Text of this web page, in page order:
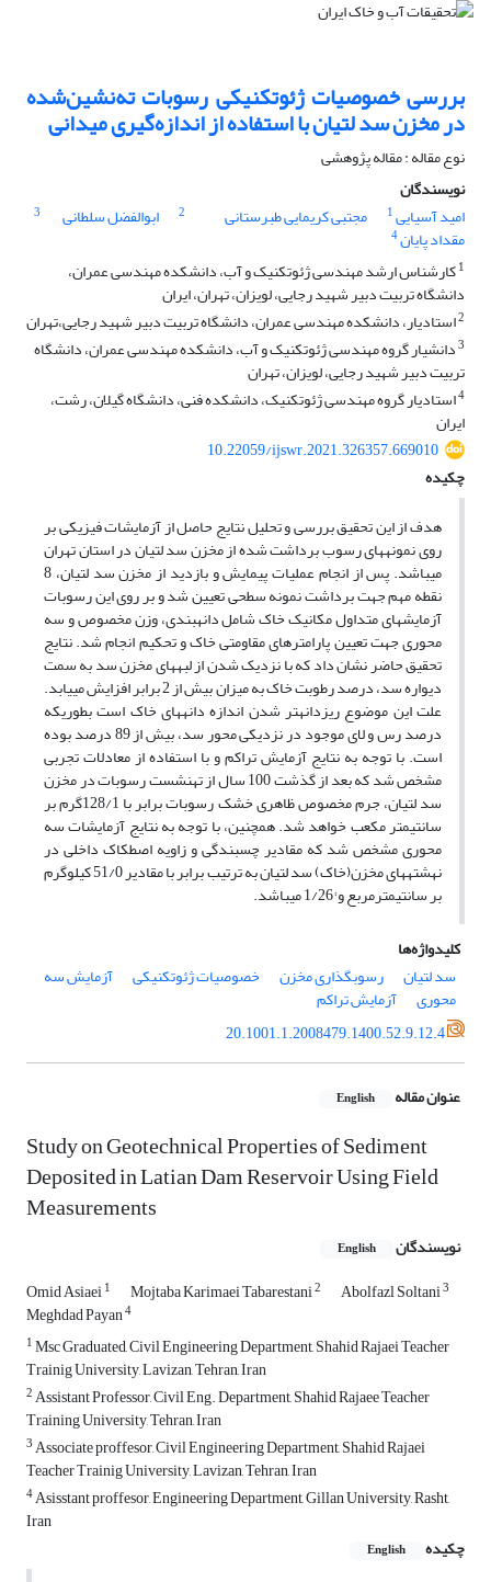
بررسی خصوصیات ژئوتکنیکی رسوبات ته‌‌نشین‌شده
در مخزن سد لتیان با استفاده از اندازه‌گیری میدانی
نوع مقاله : مقاله پژوهشی
نویسندگان
امید آسیایی1 مجتبی کریمایی طبرستانی 2 ابوالفضل سلطانی 3
مقداد پایان4
1کارشناس ارشد مهندسی ژئوتکنیک و آب، دانشکده مهندسی عمران،
دانشگاه تربیت دبیر شهید رجایی، لویزان، تهران، ایران
2استادیار، دانشکده مهندسی عمران، دانشگاه تربیت دبیر شهید رجایی،تهران
3دانشیار گروه مهندسی ژئوتکنیک و آب، دانشکده مهندسی عمران، دانشگاه
تربیت دبیر شهید رجایی، لویزان، تهران
4استادیار گروه مهندسی ژئوتکنیک، دانشکده فنی، دانشگاه گیلان، رشت،
ایران
10.22059/ijswr.2021.326357.669010
چکیده
هدف از این تحقیق بررسی و تحلیل نتایج حاصل از آزمایشات فیزیکی بر
روی نمونه­های رسوب برداشت شده از مخزن سد لتیان در استان تهران
می­باشد. پس از انجام عملیات پیمایش و بازدید از مخزن سد لتیان، 8
نقطه مهم جهت برداشت نمونه سطحی تعیین شد و بر روی این رسوبات
آزمایش­های متداول مکانیک خاک شامل دانه­بندی، وزن مخصوص و سه
محوری جهت تعیین پارامترهای مقاومتی خاک و تحکیم انجام شد. نتایج
تحقیق حاضر نشان داد که با نزدیک شدن از لبه­های مخزن سد به سمت
دیواره سد، درصد رطوبت خاک به میزان بیش از 2 برابر افزایش می­یابد.
علت این موضوع ریزدانه­تر شدن اندازه دانه­های خاک است بطوریکه
درصد رس و لای موجود در نزدیکی محور سد، بیش از 89 درصد بوده
است. با توجه به نتایج آزمایش تراکم و با استفاده از معادلات تجربی
مشخص شد که بعد از گذشت 100 سال از ته­­نشست رسوبات در مخزن
سد لتیان، جرم مخصوص ظاهری خشک رسوبات برابر با 128/1گرم بر
سانتیمتر مکعب خواهد شد. همچنین، با توجه به نتایج آزمایشات سه
محوری مشخص شد که مقادیر چسبندگی و زاویه اصطکاک داخلی در
نهشته­های مخزن(خاک) سد لتیان به ترتیب برابر با مقادیر 51/0 کیلوگرم
بر سانتی­مترمربع و °1/26 می­باشد.
کلیدواژه‌ها
سد لتیان
رسوبگذاری مخزن خصوصیات ژئوتکنیکی آزمایش سه
محوری
آزمایش تراکم
20.1001.1.2008479.1400.52.9.12.4
عنوان مقاله English
Study on Geotechnical Properties of Sediment
Deposited in Latian Dam Reservoir Using Field
Measurements
نویسندگان English
Omid Asiaei1 Mojtaba Karimaei Tabarestani2 Abolfazl Soltani3
Meghdad Payan4
1Msc Graduated, Civil Engineering Department, Shahid Rajaei Teacher
Trainig University, Lavizan, Tehran, Iran
2Assistant Professor, Civil Eng. Department, Shahid Rajaee Teacher
Training University, Tehran, Iran
3Associate proffesor, Civil Engineering Department, Shahid Rajaei
Teacher Trainig University, Lavizan, Tehran, Iran
4Asisstant proffesor, Engineering Department, Gillan University, Rasht,
Iran
چکیده
English